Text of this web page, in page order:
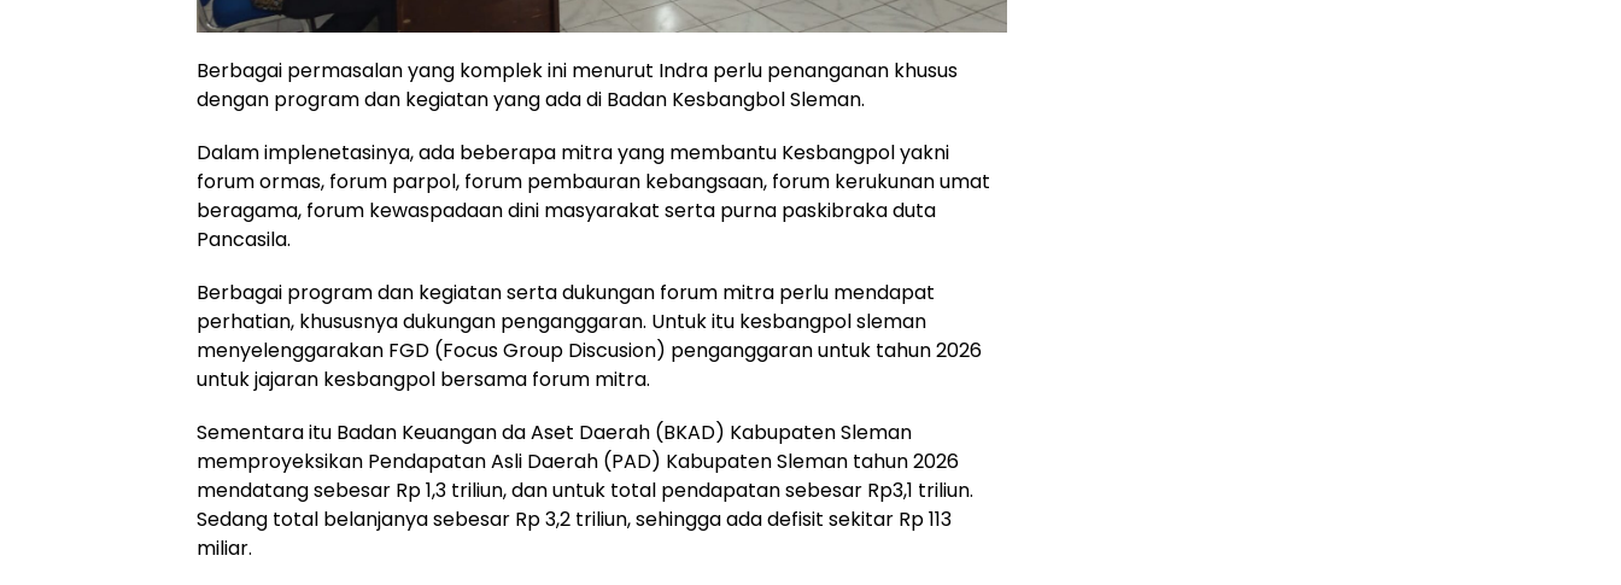
Berbagai permasalan yang komplek ini menurut Indra perlu penanganan khusus
dengan program dan kegiatan yang ada di Badan Kesbangbol Sleman.
Dalam implenetasinya, ada beberapa mitra yang membantu Kesbangpol yakni
forum ormas, forum parpol, forum pembauran kebangsaan, forum kerukunan umat
beragama, forum kewaspadaan dini masyarakat serta purna paskibraka duta
Pancasila.
Berbagai program dan kegiatan serta dukungan forum mitra perlu mendapat
perhatian, khususnya dukungan penganggaran. Untuk itu kesbangpol sleman
menyelenggarakan FGD (Focus Group Discusion) penganggaran untuk tahun 2026
untuk jajaran kesbangpol bersama forum mitra.
Sementara itu Badan Keuangan da Aset Daerah (BKAD) Kabupaten Sleman
memproyeksikan Pendapatan Asli Daerah (PAD) Kabupaten Sleman tahun 2026
mendatang sebesar Rp 1,3 triliun, dan untuk total pendapatan sebesar Rp3,1 triliun.
Sedang total belanjanya sebesar Rp 3,2 triliun, sehingga ada defisit sekitar Rp 113
miliar.